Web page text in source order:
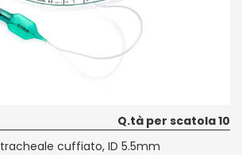
Q.tà per scatola 10
cuffiato, ID 5.5mm